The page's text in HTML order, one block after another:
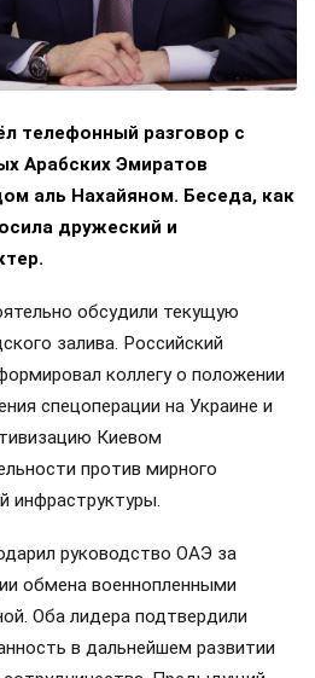
телефонный разговор с
Арабских Эмиратов
аль Нахайяном. Беседа, как
дружеский и
обсудили текущую
залива. Российский
коллегу о положении
спецоперации на Украине и
Киевом
против мирного
инфраструктуры.
руководство ОАЭ за
обмена военнопленными
Оба лидера подтвердили
в дальнейшем развитии